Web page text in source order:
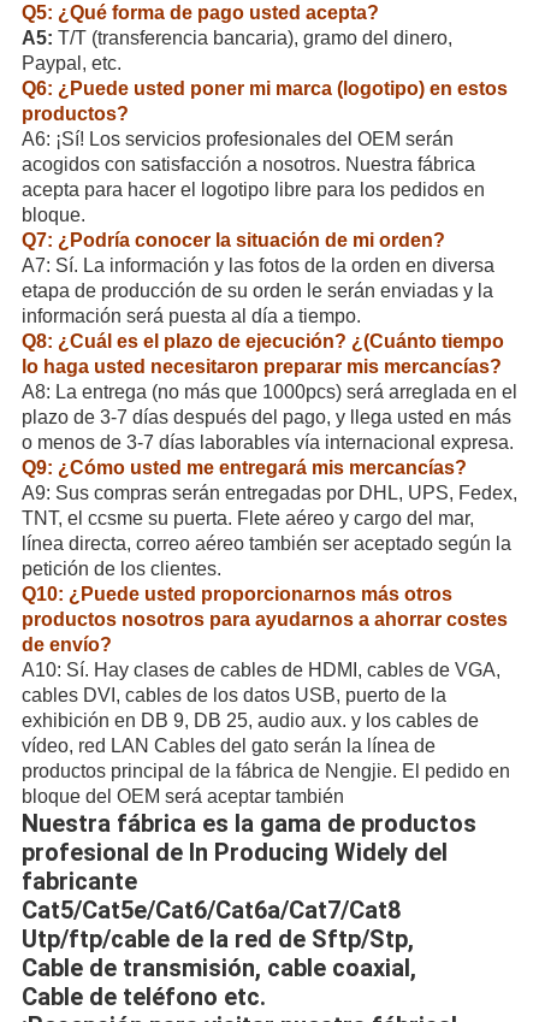
Q5: ¿Qué forma de pago usted acepta?
A5: T/T (transferencia bancaria), gramo del dinero,
Paypal, etc.
Q6: ¿Puede usted poner mi marca (logotipo) en estos
productos?
A6: ¡Sí! Los servicios profesionales del OEM serán
acogidos con satisfacción a nosotros. Nuestra fábrica
acepta para hacer el logotipo libre para los pedidos en
bloque.
Q7: ¿Podría conocer la situación de mi orden?
A7: Sí. La información y las fotos de la orden en diversa
etapa de producción de su orden le serán enviadas y la
información será puesta al día a tiempo.
Q8: ¿Cuál es el plazo de ejecución? ¿(Cuánto tiempo
lo haga usted necesitaron preparar mis mercancías?
A8: La entrega (no más que 1000pcs) será arreglada en el
plazo de 3-7 días después del pago, y llega usted en más
o menos de 3-7 días laborables vía internacional expresa.
Q9: ¿Cómo usted me entregará mis mercancías?
A9: Sus compras serán entregadas por DHL, UPS, Fedex,
TNT, el ccsme su puerta. Flete aéreo y cargo del mar,
línea directa, correo aéreo también ser aceptado según la
petición de los clientes.
Q10: ¿Puede usted proporcionarnos más otros
productos nosotros para ayudarnos a ahorrar costes
de envío?
A10: Sí. Hay clases de cables de HDMI, cables de VGA,
cables DVI, cables de los datos USB, puerto de la
exhibición en DB 9, DB 25, audio aux. y los cables de
vídeo, red LAN Cables del gato serán la línea de
productos principal de la fábrica de Nengjie. El pedido en
bloque del OEM será aceptar también
Nuestra fábrica es la gama de productos
profesional de In Producing Widely del
fabricante
Cat5/Cat5e/Cat6/Cat6a/Cat7/Cat8
Utp/ftp/cable de la red de Sftp/Stp,
Cable de transmisión, cable coaxial,
Cable de teléfono etc.